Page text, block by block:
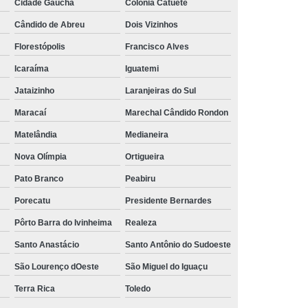
Viciados em álcool e Drogas
em álcool Oeste do Paraná
Viciadas em álcool
e Drogas
Tratamento contra as Drogas
Tratamento de Dependentes Químicos
Tratamento para Dependente Químico
Químico Cascavel
Químico Oeste do Paraná
Tratamento para Dependência Química
Tratamento para álcool e Drogas
Usuário de Drogas
Química de Drogas
Cidade Gaúcha Colonia Catuete
Cândido de Abreu Dois Vizinhos
Florestópolis Francisco Alves
Icaraíma Iguatemi
Jataizinho Laranjeiras do Sul
Maracaí Marechal Cândido Rondon
Matelândia Medianeira
Nova Olímpia Ortigueira
Pato Branco Peabiru
Porecatu Presidente Bernardes
Pôrto Barra do Ivinheima Realeza
Santo Anastácio Santo Antônio do Sudoeste
São Lourenço dOeste São Miguel do Iguaçu
Terra Rica Toledo